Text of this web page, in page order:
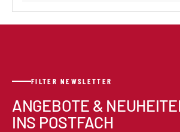
FILTER NEWSLETTER
ANGEBOTE &
INS POSTFACH